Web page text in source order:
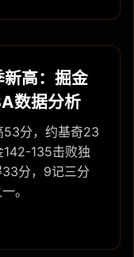
新高：掘金
数据分析
53分，约基奇23
142-135击败独
分，9记三分
。